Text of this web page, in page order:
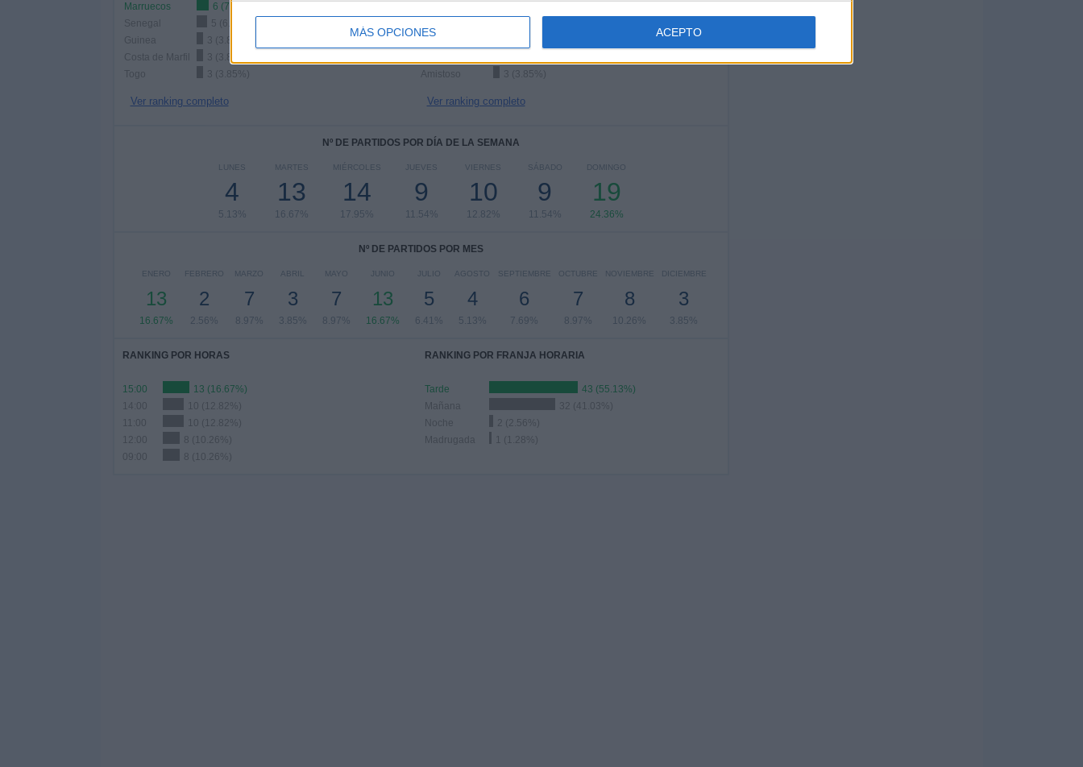
MÁS OPCIONES ACEPTO
Marruecos
6 (7.69%)
Senegal
5 (6.41%)
Guinea
3 (3.85%)
Costa de Marfil
3 (3.85%)
Togo
3 (3.85%)
Ver ranking completo
Amistoso
3 (3.85%)
Ver ranking completo
Nº DE PARTIDOS POR DÍA DE LA SEMANA
LUNES
4
5.13%
MARTES
13
16.67%
MIÉRCOLES
14
17.95%
JUEVES
9
11.54%
VIERNES
10
12.82%
SÁBADO
9
11.54%
DOMINGO
19
24.36%
Nº DE PARTIDOS POR MES
ENERO
13
16.67%
FEBRERO
2
2.56%
MARZO
7
8.97%
ABRIL
3
3.85%
MAYO
7
8.97%
JUNIO
13
16.67%
JULIO
5
6.41%
AGOSTO
4
5.13%
SEPTIEMBRE
6
7.69%
OCTUBRE
7
8.97%
NOVIEMBRE
8
10.26%
DICIEMBRE
3
3.85%
RANKING POR HORAS
15:00
13 (16.67%)
10 (12.82%)
10 (12.82%)
12:00
8 (10.26%)
09:00
8 (10.26%)
RANKING POR FRANJA HORARIA
Tarde
43 (55.13%)
Mañana
32 (41.03%)
Noche
2 (2.56%)
Madrugada
1 (1.28%)